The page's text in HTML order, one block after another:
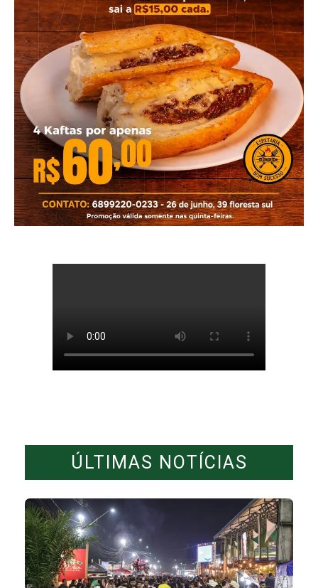
ÚLTIMAS NOTÍCIAS